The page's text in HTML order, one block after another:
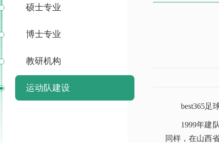
硕士专业
博士专业
教研机构
运动队建设
best365足
1999年建
同样，在山西